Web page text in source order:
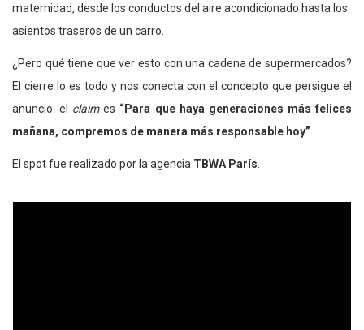
maternidad, desde los conductos del aire acondicionado hasta los
asientos traseros de un carro.
¿Pero qué tiene que ver esto con una cadena de supermercados?
El cierre lo es todo y nos conecta con el concepto que persigue el
anuncio: el
claimes “Para que haya generaciones más felices
mañana, compremos de manera más responsable hoy”.
El spot fue realizado por la agencia TBWA París.